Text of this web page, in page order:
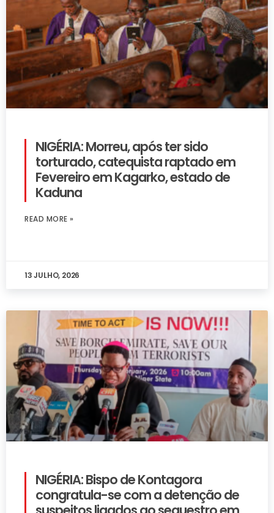
NIGÉRIA: Morreu, após ter sido
torturado, catequista raptado em
Fevereiro em Kagarko, estado de
Kaduna
READ MORE »
13 JULHO, 2026
NIGÉRIA: Bispo de Kontagora
congratula-se com a detenção de